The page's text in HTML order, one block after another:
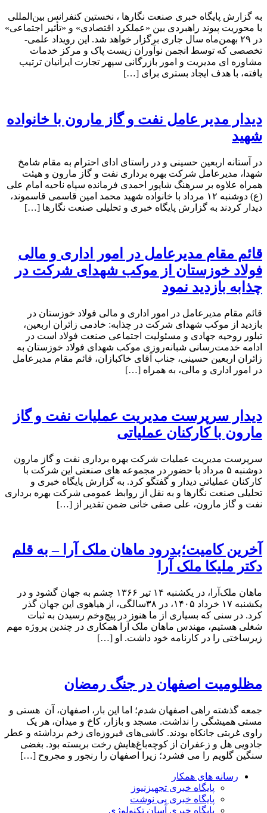
به گزارش پایگاه خبری صنعت نگارها ، نخستین کنفرانس بین‌المللی
با محوریت پیوند راهبردی بین «عملکرد اقتصادی» و «تأثیر اجتماعی»
در ۲۹ بهمن‌ماه سال جاری برگزار خواهد شد. این رویداد علمی-
تخصصی که توسط انجمن نوآوران زیست پاک و مرکز خدمات
مشاوره ای مدیریت و امور بازرگانی سپهر تجارت ایرانیان ترتیب
یافته، با هدف ایجاد بستری برای […]
دیدار مدیر عامل نفت و گاز مارون با خانواده
شهید
در آستانه اربعین حسینی و در راستای ادای احترام به مقام شامخ
شهدا، مدیرعامل شرکت بهره برداری نفت و گاز مارون و هیئت
همراه علاوه بر سرهنگ شاپور احمدی فرمانده سپاه ناحیه امام علی
(ع) دوشنبه ۱۲ مرداد با خانواده شهید محمد امین قاسمی قاسموند،
دیدار کردند به گزارش پایگاه خبری و تحلیلی صنعت نگارها […]
قائم مقام مدیرعامل در امور اداری و مالی
فولاد خوزستان از موکب شهدای شرکت در
چذابه بازدید نمود
قائم مقام مدیرعامل در امور اداری و مالی فولاد خوزستان در
بازدید از موکب شهدای شرکت در چذابه: خادمی زائران اربعین،
تبلور روحیه جهادی و مسئولیت اجتماعی صنعت فولاد است در
ادامه خدمت‌رسانی شبانه‌روزی موکب شهدای فولاد خوزستان به
زائران اربعین حسینی، جناب آقای خاکبازان، قائم مقام مدیرعامل
در امور اداری و مالی، به همراه […]
دیدار سرپرست مدیریت عملیات نفت و گاز
مارون با کارکنان عملیاتی
سرپرست مدیریت عملیات شرکت بهره برداری نفت و گاز مارون
دوشنبه ۵ مرداد با حضور در مجموعه های صنعتی این شرکت با
کارکنان عملیاتی دیدار و گفتگو کرد. به گزارش پایگاه خبری و
تحلیلی صنعت نگارها و به نقل از روابط عمومی شرکت بهره برداری
نفت و گاز مارون، علی صفی خانی ضمن تقدیر از […]
آخرین کامیت؛بدرود ماهان ملک آرا – به قلم
دکتر ملیکا ملک آرا
ماهان ملک‌آرا، در یکشنبه ۱۴ تیر ۱۳۶۶ چشم به جهان گشود و در
یکشنبه ۱۷ خرداد ۱۴۰۵، در ۳۸سالگی، از هیاهوی این جهان گذر
کرد. در سنی که بسیاری از ما هنوز در پیچ‌وخم رسیدن به ثبات
شغلی هستیم، مهندس ماهان ملک آرا همکاری در چندین پروژه مهم
زیرساختی را در کارنامه خود داشت. او […]
مظلومیت اصفهان در جنگ رمضان
جمعه گذشته راهی اصفهان شدم؛ اما این بار، اصفهان، آن هستی و
مستی همیشگی را نداشت. مسجد و بازار، کاخ و میدان، هر یک
راوی غربتی جانکاه بودند. کاشی‌های فیروزه‌ای زخم برداشته و عطر
جادویی هل و زعفران از کوچه‌باغ‌هایش رخت بربسته بود. بغضی
سنگین گلویم را می فشرد؛ زیرا اصفهان را رنجور و مجروح […]
رسانه های همکار
پایگاه خبری تجهیزنیوز
پایگاه خبری پی نوشت
پایگاه خبری آسان تکنولوژی